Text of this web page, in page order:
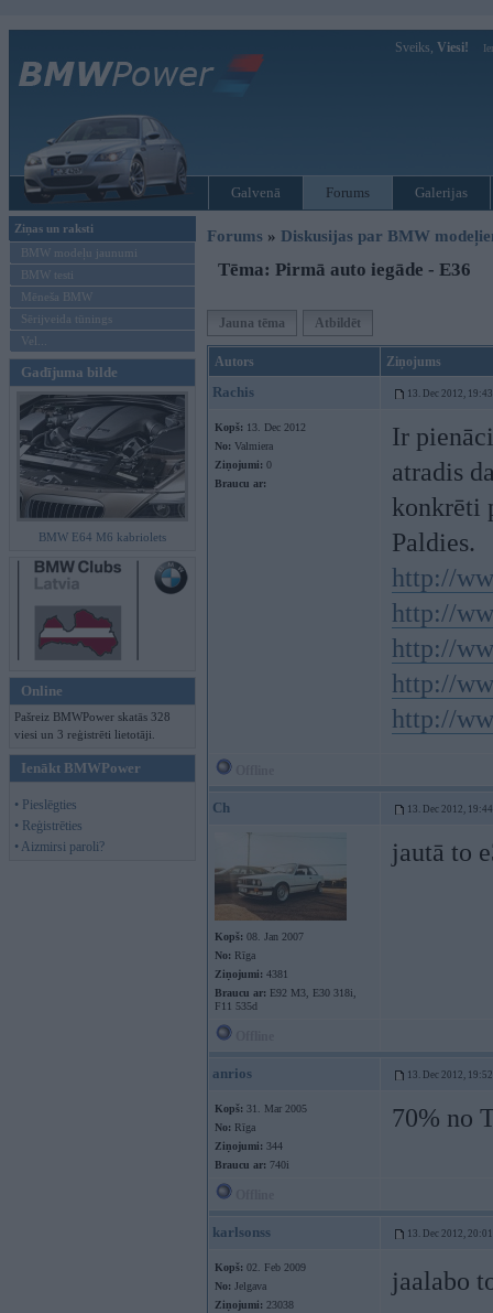
Sveiks, Viesi!
Galvenā Forums Galerijas
Ziņas un raksti
BMW modeļu jaunumi
BMW testi
Mēneša BMW
Sērijveida tūnings
Vel...
Gadījuma bilde
BMW E64 M6 kabriolets
Online
Pašreiz BMWPower skatās 328
viesi un 3 reģistrēti lietotāji.
Ienākt BMWPower
• Pieslēgties
• Reģistrēties
• Aizmirsi paroli?
Forums » Diskusijas par BMW
Tēma: Pirmā auto iegāde - E36
Jauna tēma Atbildēt
Autors Ziņojums
Rachis 13. Dec 2012, 19:43
Kopš: 13. Dec 2012
No: Valmiera
Ziņojumi: 0
Braucu ar:
Ir
atradis
konkrēti
Paldies.
http://
http://
http://
http://
http://
Ch 13. Dec 2012, 19:44
Kopš: 08. Jan 2007
No: Rīga
Ziņojumi: 4381
Braucu ar: E92 M3, E30 318i,
F11 535d
jautā to
anrios 13. Dec 2012, 19:52
Kopš: 31. Mar 2005
No: Rīga
Ziņojumi: 344
Braucu ar: 740i
70% no
karlsonss 13. Dec 2012, 20:01
Kopš: 02. Feb 2009
No: Jelgava
Ziņojumi: 23038
jaalabo